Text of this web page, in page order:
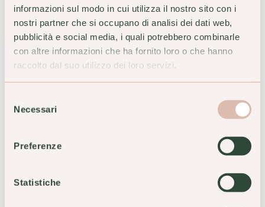
informazioni sul modo in cui utilizza il nostro sito con i
nostri partner che si occupano di analisi dei dati web,
pubblicità e social media, i quali potrebbero combinarle
con altre informazioni che ha fornito loro o che hanno
raccolto dal suo utilizzo dei loro servizi.
delNecessari
Preferenze
Statistiche
Lichtena Norma Acn
20,50 €
Erba Vita Tribulus Terrestris
ACQUISTA